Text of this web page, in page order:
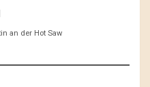
an der Hot Saw